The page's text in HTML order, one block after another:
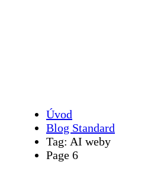
Úvod
Blog Standard
Tag: AI weby
Page 6